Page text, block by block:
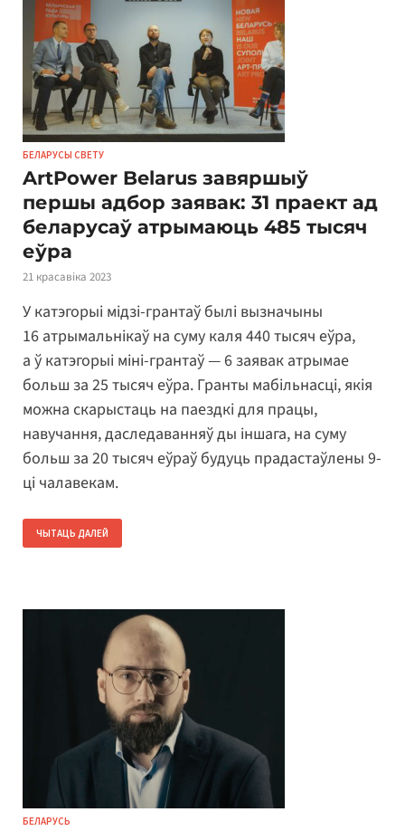
БЕЛАРУСЫ СВЕТУ
ArtPower Belarus завяршыў
першы адбор заявак: 31 праект ад
беларусаў атрымаюць 485 тысяч
еўра
21 красавіка 2023
У катэгорыі мідзі-грантаў былі вызначыны
16 атрымальнікаў на суму каля 440 тысяч еўра,
а ў катэгорыі міні-грантаў — 6 заявак атрымае
больш за 25 тысяч еўра. Гранты мабільнасці, якія
можна скарыстаць на паездкі для працы,
навучання, даследаванняў ды іншага, на суму
больш за 20 тысяч еўраў будуць прадастаўлены 9-
ці чалавекам.
ЧЫТАЦЬ ДАЛЕЙ
БЕЛАРУСЬ